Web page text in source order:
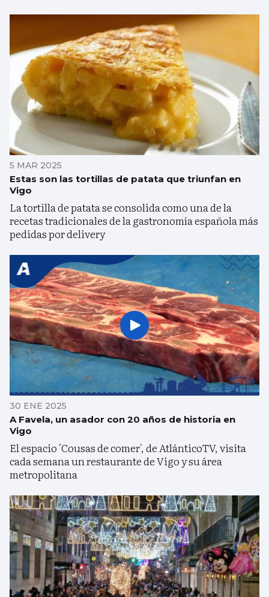
5 MAR 2025
Estas son las tortillas de patata que triunfan en
Vigo
La tortilla de patata se consolida como una de la
recetas tradicionales de la gastronomía española más
pedidas por delivery
30 ENE 2025
A Favela, un asador con 20 años de historia en
Vigo
El espacio 'Cousas de comer', de AtlánticoTV, visita
cada semana un restaurante de Vigo y su área
metropolitana